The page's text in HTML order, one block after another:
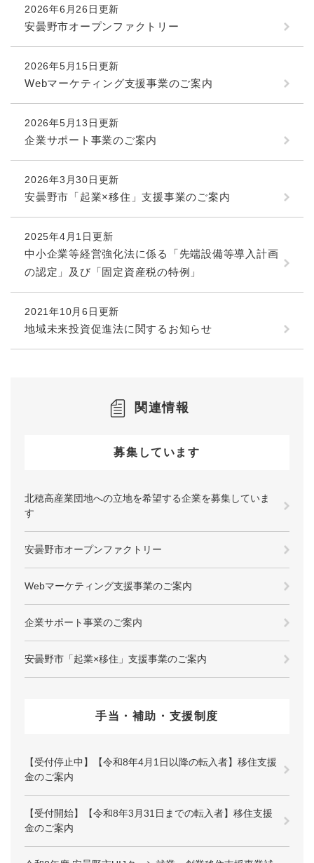
2026年6月26日更新
安曇野市オープンファクトリー
2026年5月15日更新
Webマーケティング支援事業のご案内
2026年5月13日更新
企業サポート事業のご案内
2026年3月30日更新
安曇野市「起業×移住」支援事業のご案内
2025年4月1日更新
中小企業等経営強化法に係る「先端設備等導入計画
の認定」及び「固定資産税の特例」
2021年10月6日更新
地域未来投資促進法に関するお知らせ
関連情報
募集しています
北穂高産業団地への立地を希望する企業を募集していま
す
安曇野市オープンファクトリー
Webマーケティング支援事業のご案内
企業サポート事業のご案内
安曇野市「起業×移住」支援事業のご案内
手当・補助・支援制度
【受付停止中】【令和8年4月1日以降の転入者】移住支援
金のご案内
【受付開始】【令和8年3月31日までの転入者】移住支援
金のご案内